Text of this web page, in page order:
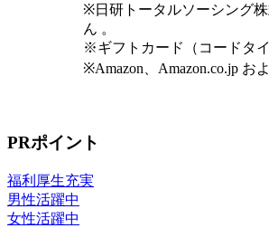
※日研トータルソーシング
ん 。
※ギフトカード（コードタ
※Amazon、Amazon.co.jp お
PRポイント
福利厚生充実
男性活躍中
女性活躍中